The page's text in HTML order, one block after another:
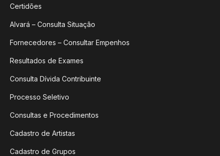
Certidões
Alvará – Consulta Situação
Fornecedores – Consultar Empenhos
Resultados de Exames
Consulta Dívida Contribuinte
Processo Seletivo
Consultas e Procedimentos
Cadastro de Artistas
Cadastro de Grupos